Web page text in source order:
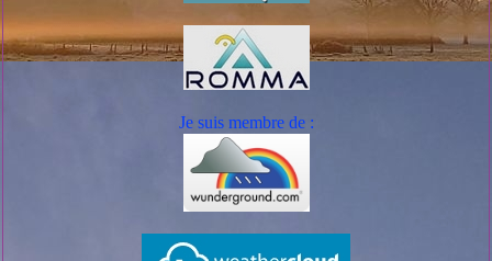
Je suis membre de :